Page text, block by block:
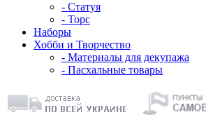
- Статуя
- Торс
Наборы
Хобби и Творчество
- Материалы для декупажа
- Пасхальные товары